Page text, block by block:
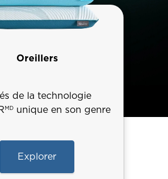
Oreillers
de la technologie
MDunique en son genre
Explorer